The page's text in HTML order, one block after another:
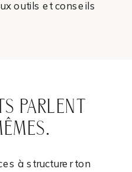
outils et conseils
PARLENT
à structurer ton